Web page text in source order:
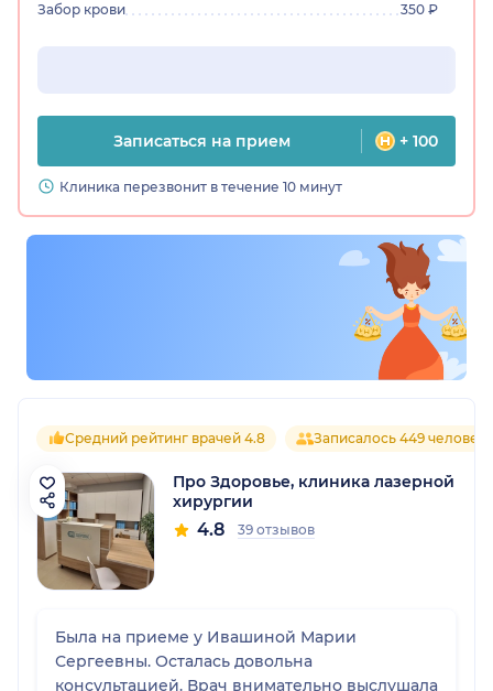
Забор крови
350 ₽
Записаться на прием + 100
Клиника перезвонит в течение 10 минут
Средний рейтинг врачей 4.8 Записалось 449 человек
Про Здоровье, клиника лазерной
хирургии
4.8 39 отзывов
Была на приеме у Ивашиной Марии
Сергеевны. Осталась довольна
консультацией. Врач внимательно выслушала